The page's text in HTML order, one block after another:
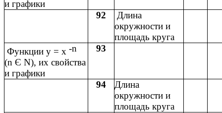
и графики
92
Длина
окружности и
площадь круга
Функции y = x -n
(n Є N), их свойства
и графики
93
94
Длина
окружности и
площадь круга